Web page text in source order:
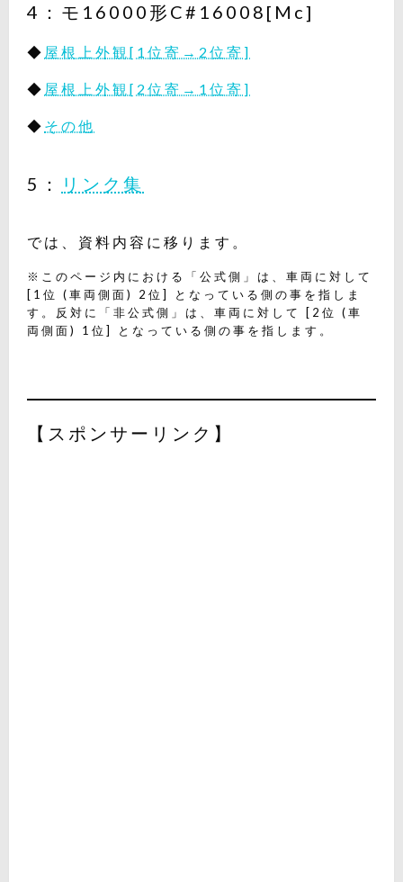
4：モ16000形C#16008[Mc]
◆ 屋根上外観[1位寄→2位寄]
◆ 屋根上外観[2位寄→1位寄]
◆ その他
5： リンク集
では、資料内容に移ります。
※このページ内における「公式側」は、車両に対して
[1位 (車両側面) 2位] となっている側の事を指しま
す。反対に「非公式側」は、車両に対して [2位 (車
両側面) 1位] となっている側の事を指します。
【スポンサーリンク】